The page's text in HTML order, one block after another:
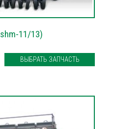
11/13)
ВЫБРАТЬ ЗАПЧАСТЬ